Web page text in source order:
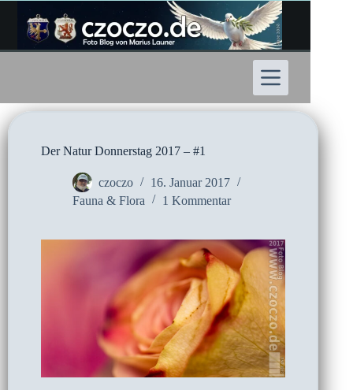
Inhalt
springen
Der Natur Donnerstag 2017 – #1
czoczo
16. Januar 2017
Fauna & Flora
1 Kommentar